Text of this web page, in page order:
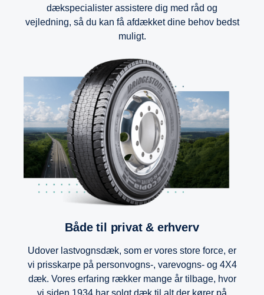
dækspecialister assistere dig med råd og
vejledning, så du kan få afdækket dine behov bedst
muligt.
Både til privat & erhverv
Udover lastvognsdæk, som er vores store force, er
vi prisskarpe på personvogns-, varevogns- og 4X4
dæk. Vores erfaring rækker mange år tilbage, hvor
vi siden 1934 har solgt dæk til alt der kører på